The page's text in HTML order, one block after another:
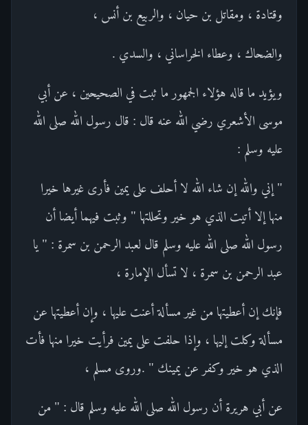
وقتادة ، ومقاتل بن حيان ، والربيع بن أنس ،
والضحاك ، وعطاء الخراساني ، والسدي .
ويؤيد ما قاله هؤلاء الجمهور ما ثبت في الصحيحين ، عن أبي
موسى الأشعري رضي الله عنه قال : قال رسول الله صلى الله
عليه وسلم :
" إني والله إن شاء الله لا أحلف على يمين فأرى غيرها خيرا
منها إلا أتيت الذي هو خير وتحللتها " وثبت فيهما أيضا أن
رسول الله صلى الله عليه وسلم قال لعبد الرحمن بن سمرة : " يا
عبد الرحمن بن سمرة ، لا تسأل الإمارة ،
فإنك إن أعطيتها من غير مسألة أعنت عليها ، وإن أعطيتها عن
مسألة وكلت إليها ، وإذا حلفت على يمين فرأيت خيرا منها فأت
الذي هو خير وكفر عن يمينك " .وروى مسلم ،
عن أبي هريرة أن رسول الله صلى الله عليه وسلم قال : " من